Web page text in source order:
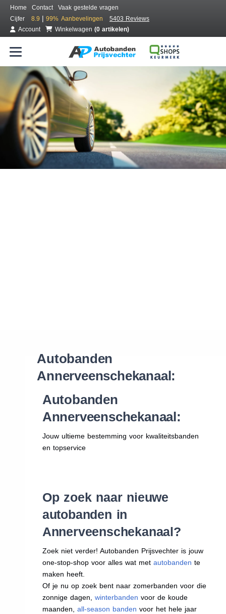
Home Contact
Vaak gestelde vragen
Cijfer
8.9 | 99% Aanbevelingen
5403 Reviews
Account
Winkelwagen (0 artikelen)
Bestel voordelig banden online
Gratis bezorgd of montage bij jou in de buurt
Autobanden
Annerveenschekanaal:
Autobanden
Annerveenschekanaal:
Jouw ultieme bestemming voor kwaliteitsbanden
en topservice
Op zoek naar nieuwe
autobanden in
Annerveenschekanaal?
Zoek niet verder! Autobanden Prijsvechter is jouw
one-stop-shop voor alles wat met autobanden te
maken heeft.
Of je nu op zoek bent naar zomerbanden voor die
zonnige dagen, winterbanden voor de koude
maanden, all-season banden voor het hele jaar